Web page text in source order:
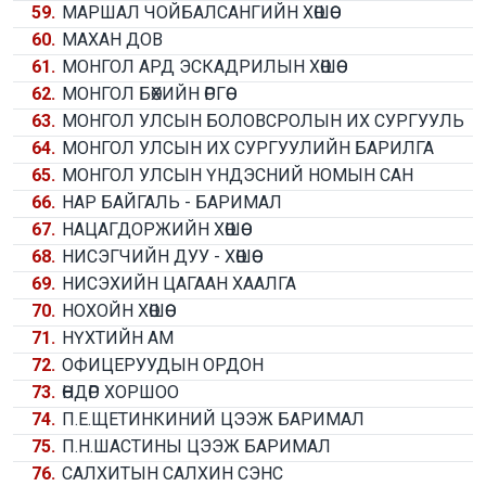
59. МАРШАЛ ЧОЙБАЛСАНГИЙН ХӨШӨӨ
60. МАХАН ДОВ
61. МОНГОЛ АРД ЭСКАДРИЛЫН ХӨШӨӨ
62. МОНГОЛ БӨХИЙН ӨРГӨӨ
63. МОНГОЛ УЛСЫН БОЛОВСРОЛЫН ИХ СУРГУУЛЬ
64. МОНГОЛ УЛСЫН ИХ СУРГУУЛИЙН БАРИЛГА
65. МОНГОЛ УЛСЫН ҮНДЭСНИЙ НОМЫН САН
66. НАР БАЙГАЛЬ - БАРИМАЛ
67. НАЦАГДОРЖИЙН ХӨШӨӨ
68. НИСЭГЧИЙН ДУУ - ХӨШӨӨ
69. НИСЭХИЙН ЦАГААН ХААЛГА
70. НОХОЙН ХӨШӨӨ
71. НҮХТИЙН АМ
72. ОФИЦЕРУУДЫН ОРДОН
73. ӨНДӨР ХОРШОО
74. П.Е.ЩЕТИНКИНИЙ ЦЭЭЖ БАРИМАЛ
75. П.Н.ШАСТИНЫ ЦЭЭЖ БАРИМАЛ
76. САЛХИТЫН САЛХИН СЭНС